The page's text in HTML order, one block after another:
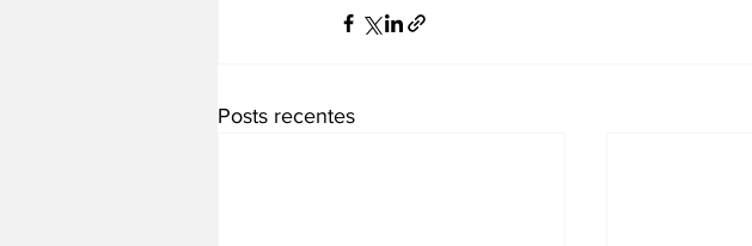
Posts recentes